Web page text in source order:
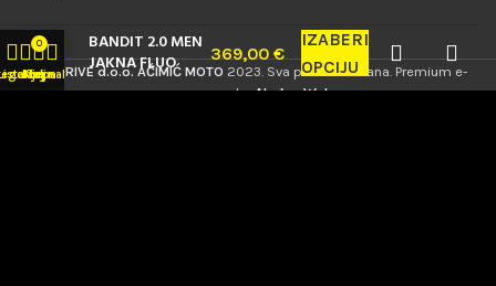
PRODRIVE d.o.o. AĆIMIĆ MOTO 2023. Sva prava zadržana. Premium e-
commerce byAbakusWeb.
BANDIT 2.0 MEN
JAKNA FLUO
369,00 €
IZABERI
OPCIJU
želja
0
Korpa
Moj nalog